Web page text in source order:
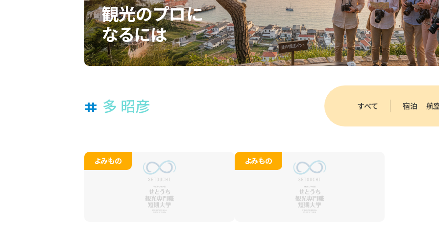
観光のプロに
なるには
# 多 昭彦 すべて 宿泊 航
よみもの よみもの